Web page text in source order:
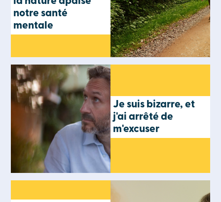
notre santé
mentale
Je suis bizarre, et
j'ai arrêté de
m'excuser